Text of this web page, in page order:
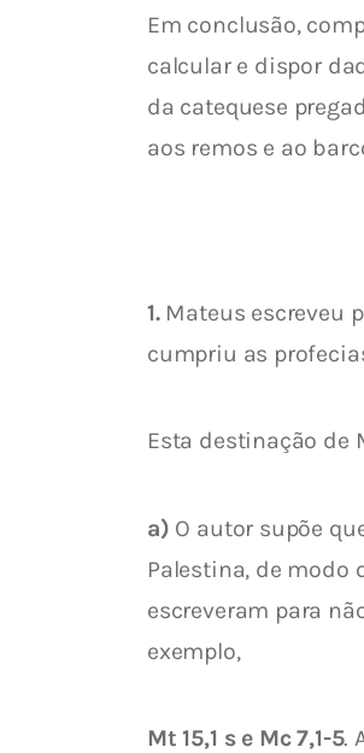
Em conclusão,
calcular e dispor
da catequese
aos remos e ao
1. Mateus escreveu
cumpriu as
Esta destinação de
a) O autor supõe
Palestina, de modo
escreveram para
exemplo,
Mt 15,1 s e Mc 7,1-5.